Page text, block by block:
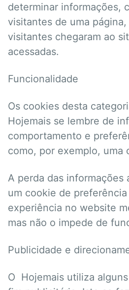
determinar informações,
visitantes de uma
visitantes chegaram ao
acessadas.
Funcionalidade
Os cookies desta
Hojemais se lembre de
comportamento e
como, por exemplo, uma
A perda das informações
um cookie de
experiência no website
mas não o impede de
Publicidade e
O Hojemais utiliza